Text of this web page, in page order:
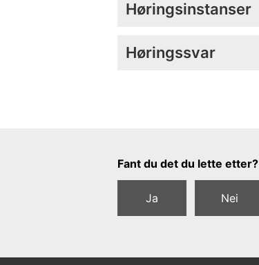
Høringsinstanser
Høringssvar
Tilbakemeldingsskjema
Fant du det du lette etter?
Ja Nei